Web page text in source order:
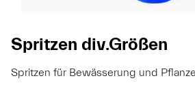
Spritzen div.Größen
Spritzen für Bewässerung und